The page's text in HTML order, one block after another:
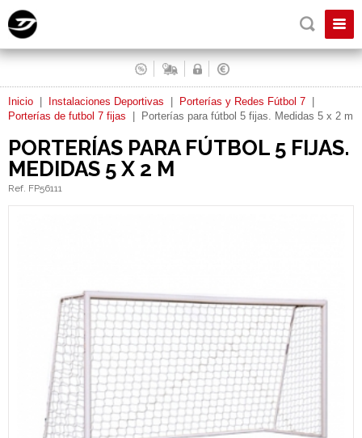
Inicio Instalaciones Deportivas Porterías y Redes Fútbol 7
Porterías de futbol 7 fijas
Porterías para fútbol 5 fijas. Medidas 5 x 2 m
PORTERÍAS PARA FÚTBOL 5 FIJAS.
MEDIDAS 5 X 2 M
Ref. FP56111